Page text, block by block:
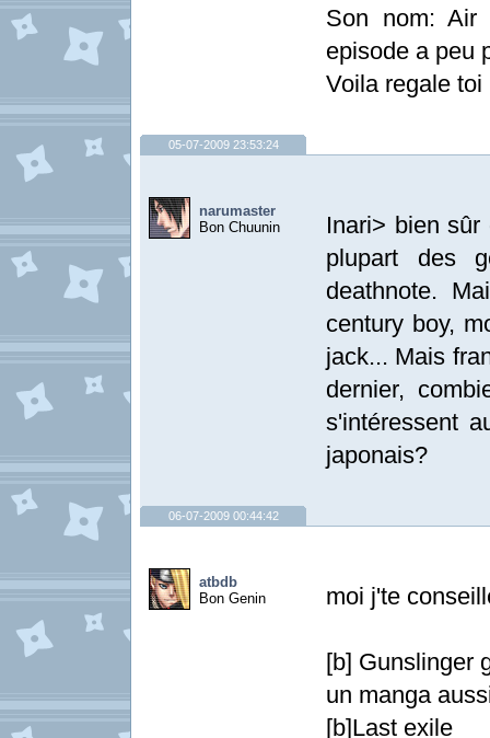
Son nom:
episode a peu
Voila regale toi
05-07-2009 23:53:24
narumaster
Bon Chuunin
Inari> bien
plupart des
deathnote.
century boy,
jack... Mais
dernier,
s'intéressent
japonais?
06-07-2009 00:44:42
atbdb
Bon Genin
moi j'te
[b] Gunslinger
un manga
[b]Last exile